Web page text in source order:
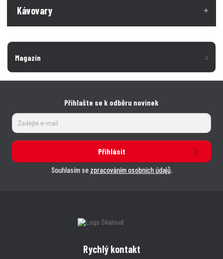
Kávovary
Magazín
Přihlašte se k odběru novinek
Přihlásit
Souhlasím se zpracováním osobních údajů.
Rychlý kontakt